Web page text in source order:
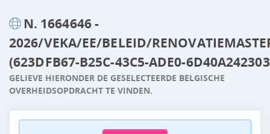
N. 1664646 -
2026/VEKA/EE/BELEID/
(623DFB67-B25C-43C5-ADE0-
GELIEVE HIERONDER DE GESELECTEERDE BELGISCHE
OVERHEIDSOPDRACHT TE VINDEN.